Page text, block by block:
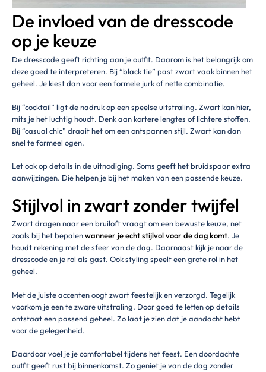
De invloed van de dresscode
op je keuze
De dresscode geeft richting aan je outfit. Daarom is het belangrijk om
deze goed te interpreteren. Bij “black tie” past zwart vaak binnen het
geheel. Je kiest dan voor een formele jurk of nette combinatie.
Bij “cocktail” ligt de nadruk op een speelse uitstraling. Zwart kan hier,
mits je het luchtig houdt. Denk aan kortere lengtes of lichtere stoffen.
Bij “casual chic” draait het om een ontspannen stijl. Zwart kan dan
snel te formeel ogen.
Let ook op details in de uitnodiging. Soms geeft het bruidspaar extra
aanwijzingen. Die helpen je bij het maken van een passende keuze.
Stijlvol in zwart zonder twijfel
Zwart dragen naar een bruiloft vraagt om een bewuste keuze, net
zoals bij het bepalenwanneer je echt stijlvol voor de dag komt. Je
houdt rekening met de sfeer van de dag. Daarnaast kijk je naar de
dresscode en je rol als gast. Ook styling speelt een grote rol in het
geheel.
Met de juiste accenten oogt zwart feestelijk en verzorgd. Tegelijk
voorkom je een te zware uitstraling. Door goed te letten op details
ontstaat een passend geheel. Zo laat je zien dat je aandacht hebt
voor de gelegenheid.
Daardoor voel je je comfortabel tijdens het feest. Een doordachte
outfit geeft rust bij binnenkomst. Zo geniet je van de dag zonder